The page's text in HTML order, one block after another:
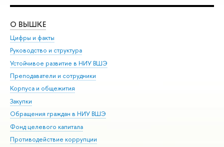
О ВЫШКЕ
Цифры и факты
Руководство и структура
Устойчивое развитие в НИУ ВШЭ
Преподаватели и сотрудники
Корпуса и общежития
Закупки
Обращения граждан в НИУ ВШЭ
Фонд целевого капитала
Противодействие коррупции